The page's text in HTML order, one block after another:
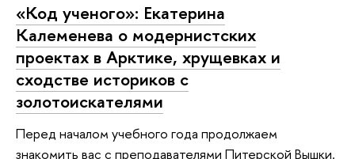
«Код ученого»: Екатерина
Калеменева о модернистских
проектах в Арктике, хрущевках и
сходстве историков с
золотоискателями
Перед началом учебного года продолжаем
знакомить вас с преподавателями Питерской Вышки.